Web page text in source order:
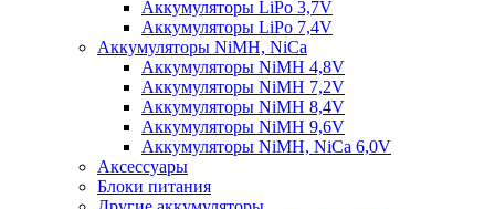
Аккумуляторы LiPo 3,7V
Аккумуляторы LiPo 7,4V
Аккумуляторы NiMH, NiCa
Аккумуляторы NiMH 4,8V
Аккумуляторы NiMH 7,2V
Аккумуляторы NiMH 8,4V
Аккумуляторы NiMH 9,6V
Аккумуляторы NiMH, NiCa 6,0V
Аксессуары
Блоки питания